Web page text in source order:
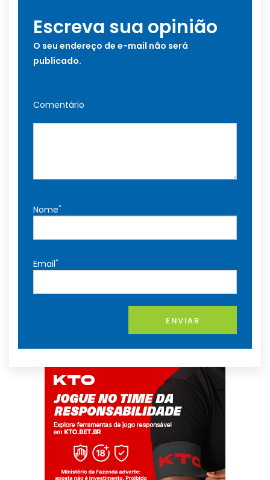
Escreva sua opinião
O seu endereço de e-mail não será
publicado.
Comentário
Nome*
Email*
ENVIAR